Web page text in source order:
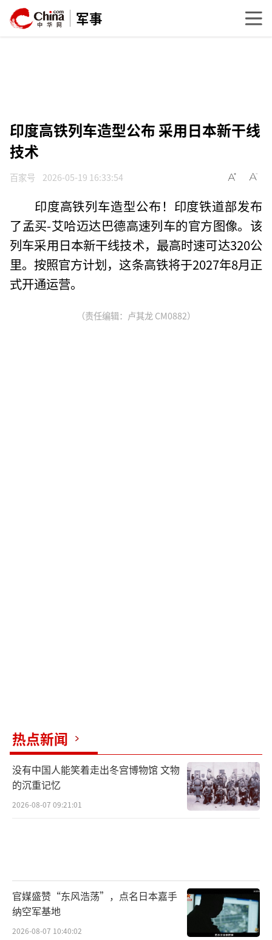
军事
印度高铁列车造型公布 采用日本新干线
技术
百家号 2026-05-19 16:33:54
印度高铁列车造型公布！印度铁道部发布
了孟买-艾哈迈达巴德高速列车的官方图像。该
列车采用日本新干线技术，最高时速可达320公
里。按照官方计划，这条高铁将于2027年8月正
式开通运营。
（责任编辑：卢其龙 CM0882）
热点新闻
没有中国人能笑着走出冬宫博物馆 文物
的沉重记忆
2026-08-07 09:21:01
官媒盛赞“东风浩荡”，点名日本嘉手
纳空军基地
2026-08-07 10:40:02